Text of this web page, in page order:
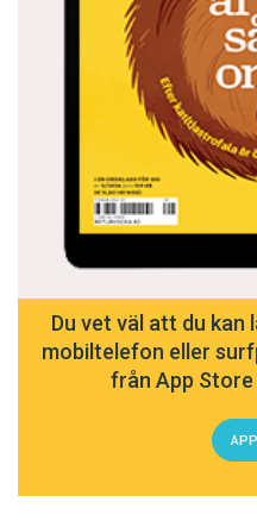
Du vet väl att du kan
mobiltelefon eller
från App Store